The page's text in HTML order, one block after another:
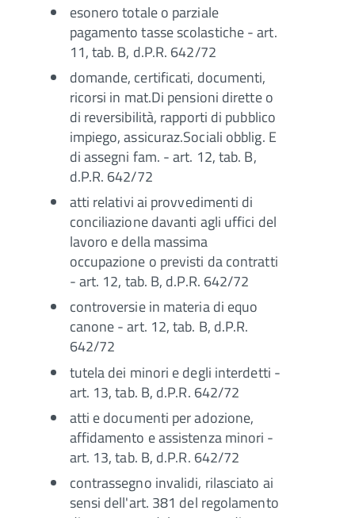
esonero totale o parziale
pagamento tasse scolastiche - art.
11, tab. B, d.P.R. 642/72
domande, certificati, documenti,
ricorsi in mat.Di pensioni dirette o
di reversibilità, rapporti di pubblico
impiego, assicuraz.Sociali obblig. E
di assegni fam. - art. 12, tab. B,
d.P.R. 642/72
atti relativi ai provvedimenti di
conciliazione davanti agli uffici del
lavoro e della massima
occupazione o previsti da contratti
- art. 12, tab. B, d.P.R. 642/72
controversie in materia di equo
canone - art. 12, tab. B, d.P.R.
642/72
tutela dei minori e degli interdetti -
art. 13, tab. B, d.P.R. 642/72
atti e documenti per adozione,
affidamento e assistenza minori -
art. 13, tab. B, d.P.R. 642/72
contrassegno invalidi, rilasciato ai
sensi dell'art. 381 del regolamento